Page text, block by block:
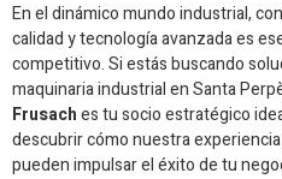
En el dinámico mundo industrial,
calidad y tecnología avanzada es
competitivo. Si estás buscando
maquinaria industrial en Santa
Frusaches tu socio estratégico
descubrir cómo nuestra
pueden impulsar el éxito de tu